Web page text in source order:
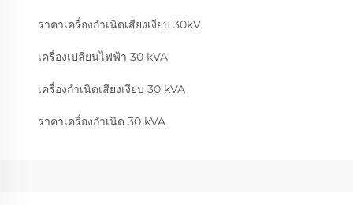
ราคาเครื่องกําเนิดเสียงเงียบ 30kV
เครื่องเปลี่ยนไฟฟ้า 30 kVA
เครื่องกําเนิดเสียงเงียบ 30 kVA
ราคาเครื่องกําเนิด 30 kVA